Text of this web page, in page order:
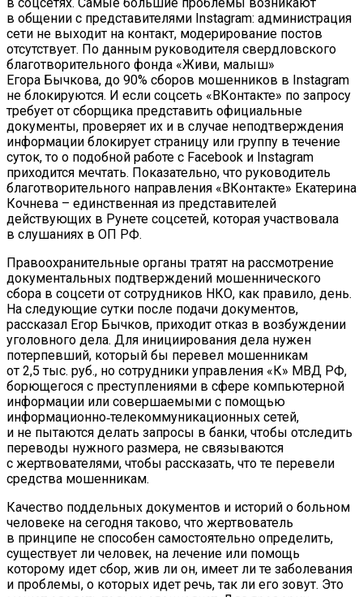
в общении с представителями Instagram: администрация
сети не выходит на контакт, модерирование постов
отсутствует. По данным руководителя свердловского
благотворительного фонда «Живи, малыш»
Егора Бычкова, до 90% сборов мошенников в Instagram
не блокируются. И если соцсеть «ВКонтакте» по запросу
требует от сборщика представить официальные
документы, проверяет их и в случае неподтверждения
информации блокирует страницу или группу в течение
суток, то о подобной работе с Facebook и Instagram
приходится мечтать. Показательно, что руководитель
благотворительного направления «ВКонтакте» Екатерина
Кочнева – единственная из представителей
действующих в Рунете соцсетей, которая участвовала
в слушаниях в ОП РФ.
Правоохранительные органы тратят на рассмотрение
документальных подтверждений мошеннического
сбора в соцсети от сотрудников НКО, как правило, день.
На следующие сутки после подачи документов,
рассказал Егор Бычков, приходит отказ в возбуждении
уголовного дела. Для инициирования дела нужен
потерпевший, который бы перевел мошенникам
от 2,5 тыс. руб., но сотрудники управления «К» МВД РФ,
борющегося с преступлениями в сфере компьютерной
информации или совершаемыми с помощью
информационно‑телекоммуникационных сетей,
и не пытаются делать запросы в банки, чтобы отследить
переводы нужного размера, не связываются
с жертвователями, чтобы рассказать, что те перевели
средства мошенникам.
Качество поддельных документов и историй о больном
человеке на сегодня таково, что жертвователь
в принципе не способен самостоятельно определить,
существует ли человек, на лечение или помощь
которому идет сбор, жив ли он, имеет ли те заболевания
и проблемы, о которых идет речь, так ли его зовут. Это